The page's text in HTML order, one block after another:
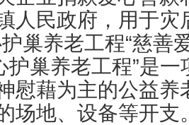
人民政府，用于灾
巢养老工程“慈善
护巢养老工程”是
慰藉为主的公益
场地、设备等开支